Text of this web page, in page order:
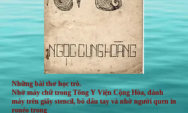
Những bài thơ học trò.
Nhờ máy chữ trong Tổng Y Viện Cộng Hòa, đánh
máy trên giấy stencil, bỏ dấu tay và nhờ người quen in
ronéo trong